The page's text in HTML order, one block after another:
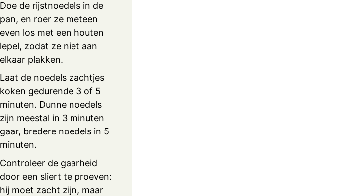
Doe de rijstnoedels in de
pan, en roer ze meteen
even los met een houten
lepel, zodat ze niet aan
elkaar plakken.
Laat de noedels zachtjes
koken gedurende 3 of 5
minuten. Dunne noedels
zijn meestal in 3 minuten
gaar, bredere noedels in 5
minuten.
Controleer de gaarheid
door een sliert te proeven:
hij moet zacht zijn, maar